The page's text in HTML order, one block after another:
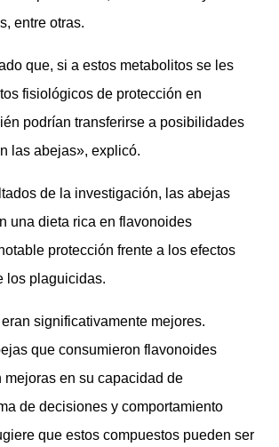
entre otras.
que, si a estos metabolitos se les
fisiológicos de protección en
podrían transferirse a posibilidades
las abejas», explicó.
de la investigación, las abejas
una dieta rica en flavonoides
protección frente a los efectos
los plaguicidas.
significativamente mejores.
que consumieron flavonoides
mejoras en su capacidad de
de decisiones y comportamiento
que estos compuestos pueden ser